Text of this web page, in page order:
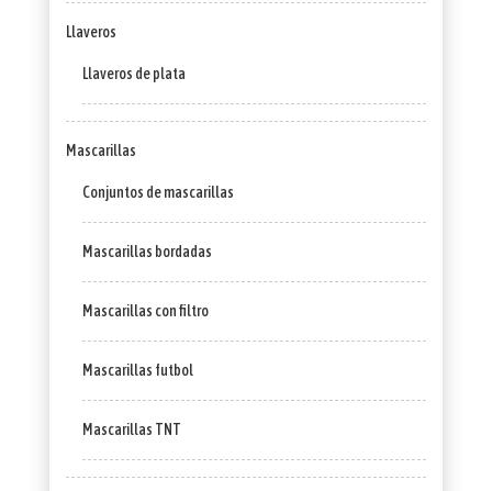
Llaveros
Llaveros de plata
Mascarillas
Conjuntos de mascarillas
Mascarillas bordadas
Mascarillas con filtro
Mascarillas futbol
Mascarillas TNT